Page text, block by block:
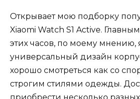
Открывает мою подборку
Xiaomi Watch S1 Active.
этих часов, по моему мнению,
универсальный дизайн
хорошо смотреться как со
строгим стилями одежды.